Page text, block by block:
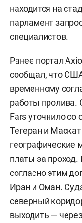
находится на
парламент
специалистов.
Ранее портал
сообщал, что
временному
работы пролива.
Fars уточнило
Тегеран и
географические
платы за проход.
согласно этим
Иран и Оман.
северный
выходить —